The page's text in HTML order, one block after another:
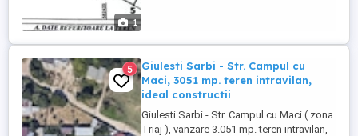
1
5
Giulesti Sarbi - Str. Campul cu
Maci, 3051 mp. teren intravilan,
ideal constructii
Giulesti Sarbi - Str. Campul cu Maci ( zona
Triaj ), vanzare 3.051 mp. teren intravilan,